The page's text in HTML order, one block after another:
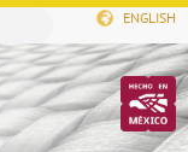
ENGLISH